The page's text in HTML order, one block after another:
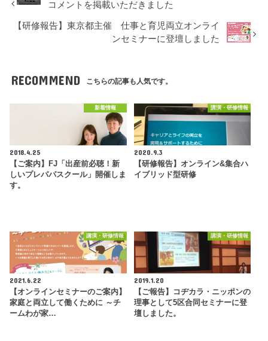
コメントを掲載いただきました
【研修報告】東京都主催 仕事と育児両立オンライ
ンセミナーに登壇しました
RECOMMEND こちらの記事も人気です。
新着情報
2018.4.25
【ご案内】FJ「出産前必聴！新
しいプレパパスクール」開催しま
す。
講演・研修情報
2020.9.3
【研修報告】オンライン&集合ハ
イブリッド型研修
講演・研修情報
2021.6.22
【オンラインセミナーのご案内】
家庭と両立して働くために ～チ
ームわが家…
講演・研修情報
2019.1.20
【ご報告】コヂカラ・ニッポンの
理事として5区合同セミナーに登
壇しました。